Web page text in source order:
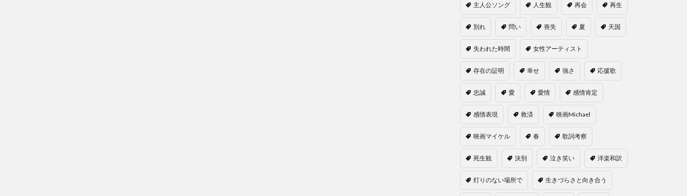
主人公ソング 人生観 再会 再生
別れ 問い 喪失 夏 天国
失われた時間 女性アーティスト
存在の証明 幸せ 強さ 応援歌
忠誠 愛 愛情 感情肯定
感情表現 救済 映画Michael
映画マイケル 春 歌詞考察
死生観 決別 泣き笑い 洋楽和訳
灯りのない場所で 生きづらさと向き合う